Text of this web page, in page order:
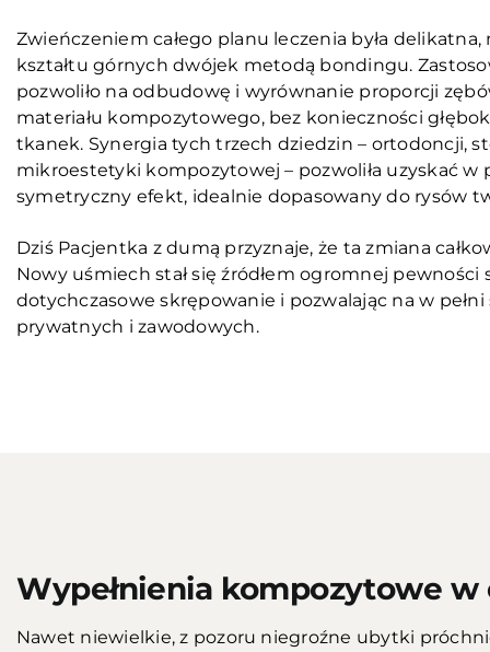
Zwieńczeniem całego planu leczenia była
kształtu górnych dwójek metodą bondingu.
pozwoliło na odbudowę i wyrównanie proporcji
materiału kompozytowego, bez konieczności
tkanek. Synergia tych trzech dziedzin – ortodoncji,
mikroestetyki kompozytowej – pozwoliła uzyskać w
symetryczny efekt, idealnie dopasowany do rysów
Dziś Pacjentka z dumą przyznaje, że ta zmiana
Nowy uśmiech stał się źródłem ogromnej pewności
dotychczasowe skrępowanie i pozwalając na w
prywatnych i zawodowych.
Wypełnienia kompozytowe
Nawet niewielkie, z pozoru niegroźne ubytki